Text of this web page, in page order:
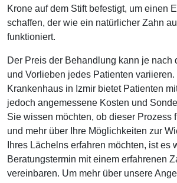
Krone auf dem Stift befestigt, um einen
schaffen, der wie ein natürlicher Zahn
funktioniert.
Der Preis der Behandlung kann je nach
und Vorlieben jedes Patienten variieren.
Krankenhaus in Izmir bietet Patienten
jedoch angemessene Kosten und
Sie wissen möchten, ob dieser Prozess
und mehr über Ihre Möglichkeiten zur
Ihres Lächelns erfahren möchten, ist es
Beratungstermin mit einem erfahrenen
vereinbaren. Um mehr über unsere